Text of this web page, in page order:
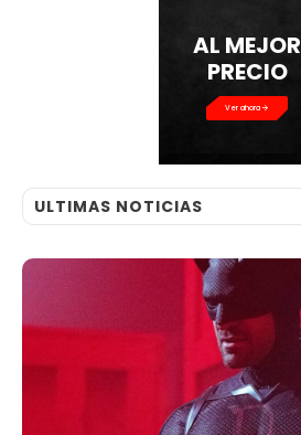
AL MEJOR
PRECIO
Ver ahora
ULTIMAS NOTICIAS